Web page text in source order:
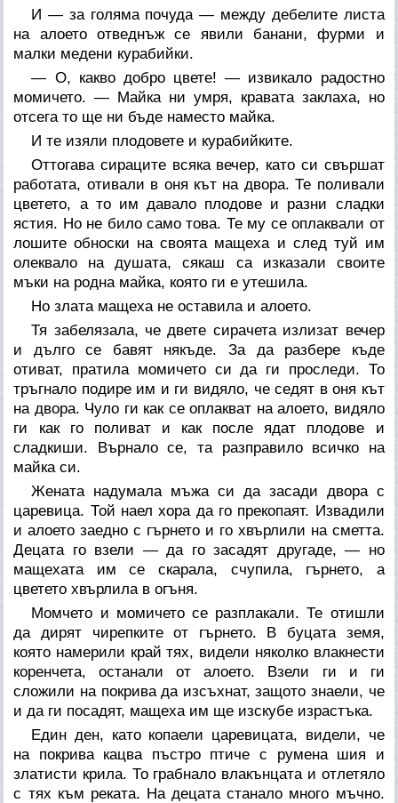
И — за голяма почуда — между дебелите листа
на алоето отведнъж се явили банани, фурми и
малки медени курабийки.
— О, какво добро цвете! — извикало радостно
момичето. — Майка ни умря, кравата заклаха, но
отсега то ще ни бъде наместо майка.
И те изяли плодовете и курабийките.
Оттогава сираците всяка вечер, като си свършат
работата, отивали в оня кът на двора. Те поливали
цветето, а то им давало плодове и разни сладки
ястия. Но не било само това. Те му се оплаквали от
лошите обноски на своята мащеха и след туй им
олеквало на душата, сякаш са изказали своите
мъки на родна майка, която ги е утешила.
Но злата мащеха не оставила и алоето.
Тя забелязала, че двете сирачета излизат вечер
и дълго се бавят някъде. За да разбере къде
отиват, пратила момичето си да ги проследи. То
тръгнало подире им и ги видяло, че седят в оня кът
на двора. Чуло ги как се оплакват на алоето, видяло
ги как го поливат и как после ядат плодове и
сладкиши. Върнало се, та разправило всичко на
майка си.
Жената надумала мъжа си да засади двора с
царевица. Той наел хора да го прекопаят. Извадили
и алоето заедно с гърнето и го хвърлили на сметта.
Децата го взели — да го засадят другаде, — но
мащехата им се скарала, счупила, гърнето, а
цветето хвърлила в огъня.
Момчето и момичето се разплакали. Те отишли
да дирят чирепките от гърнето. В буцата земя,
която намерили край тях, видели няколко влакнести
коренчета, останали от алоето. Взели ги и ги
сложили на покрива да изсъхнат, защото знаели, че
и да ги посадят, мащеха им ще изскубе израстъка.
Един ден, като копаели царевицата, видели, че
на покрива кацва пъстро птиче с румена шия и
златисти крила. То грабнало влакънцата и отлетяло
с тях към реката. На децата станало много мъчно.